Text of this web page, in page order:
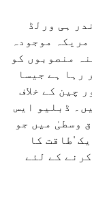
دن سے کے اندر ہی ورلڈ
موجودہ
منصوبوں کو
رہا ہے جیسا
چین کے خلاف
ڈبلیو ایس
وسطیٰ میں جو
'طاقت کا
کے لئے